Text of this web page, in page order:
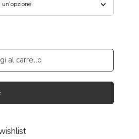
al carrello